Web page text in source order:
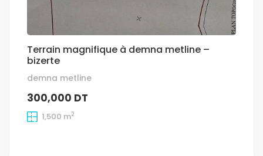
Terrain magnifique à demna metline –
bizerte
demna metline
300,000 DT
1,500 m2